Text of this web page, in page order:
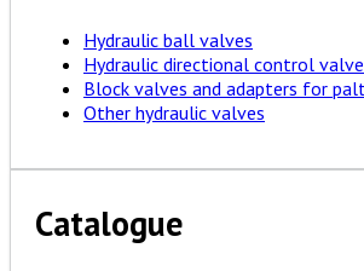
Hydraulic ball valves
Hydraulic directional control
Block valves and adapters for
Other hydraulic valves
Catalogue